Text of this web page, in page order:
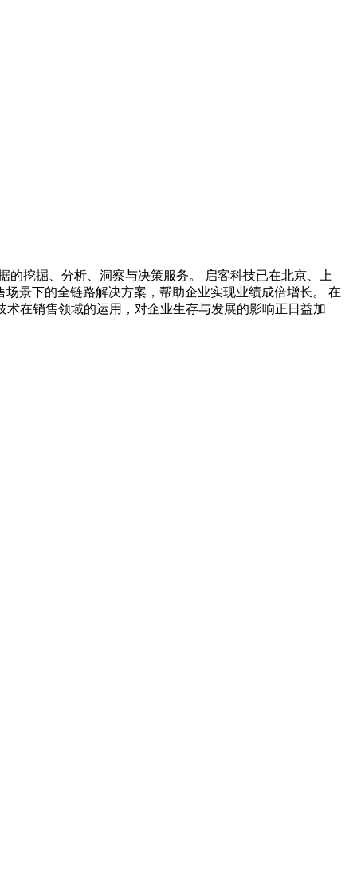
的挖掘、分析、洞察与决策服务。 启客科技已在北京、上
景下的全链路解决方案，帮助企业实现业绩成倍增长。 在
在销售领域的运用，对企业生存与发展的影响正日益加